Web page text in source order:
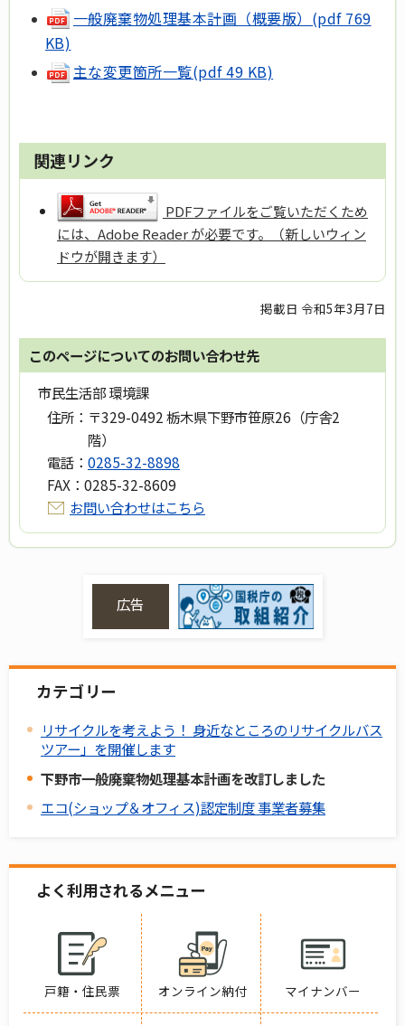
一般廃棄物処理基本計画（概要版）(pdf 769
KB)
主な変更箇所一覧(pdf 49 KB)
関連リンク
PDFファイルをご覧いただくため
には、Adobe Reader が必要です。（新しいウィン
ドウが開きます）
掲載日 令和5年3月7日
このページについてのお問い合わせ先
市民生活部 環境課
住所： 〒329-0492 栃木県下野市笹原26（庁舎2
階）
電話： 0285-32-8898
FAX： 0285-32-8609
お問い合わせはこちら
広告
カテゴリー
リサイクルを考えよう！ 身近なところのリサイクルバス
ツアー」を開催します
下野市一般廃棄物処理基本計画を改訂しました
エコ(ショップ＆オフィス)認定制度 事業者募集
よく利用されるメニュー
戸籍・住民票 オンライン納付 マイナンバー